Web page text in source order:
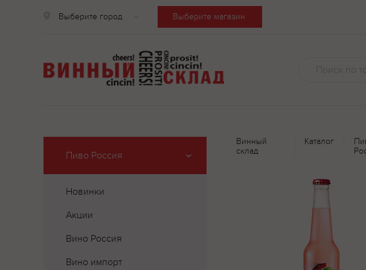
Выберите город Выберите магазин
Пиво Россия
Новинки
Акции
Вино Россия
Вино импорт
Винный
склад
Каталог